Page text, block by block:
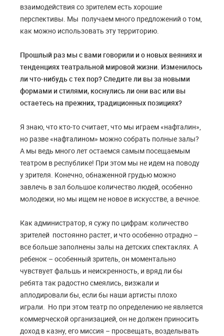
взаимодействия со зрителем есть хорошие
перспективы. Мы получаем много предложений о том,
как можно использовать эту территорию.
Прошлый раз мы с вами говорили и о новых веяниях и
тенденциях театральной мировой жизни. Изменилось
ли что-нибудь с тех пор? Следите ли вы за новыми
формами и стилями, коснулись ли они вас или вы
остаетесь на прежних, традиционных позициях?
Я знаю, что кто-то считает, что мы играем «нафталин»,
но разве «нафталином» можно собрать полные залы?
А мы ведь много лет остаемся самым посещаемым
театром в республике! При этом мы не идем на поводу
у зрителя. Конечно, обнаженной грудью можно
завлечь в зал большое количество людей, особенно
молодежи, но мы ищем не новое в искусстве, а вечное.
Как администратор, я сужу по цифрам: количество
зрителей постоянно растет, и что особенно отрадно –
все больше заполнены залы на детских спектаклях. А
ребенок – особенный зритель, он моментально
чувствует фальшь и неискренность, и вряд ли бы
ребята так радостно смеялись, визжали и
аплодировали бы, если бы наши артисты плохо
играли. Но при этом театр по определению не является
коммерческой организацией, он не должен приносить
доход в казну, его миссия – просвещать, возделывать